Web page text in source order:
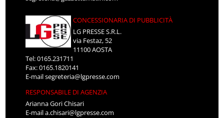
CONCESSIONARIA DI PUBBLICITÀ
LG PRESSE S.R.L.
via Festaz, 52
11100 AOSTA
Tel: 0165.231711
Fax: 0165.1820141
E-mailsegreteria@lgpresse.com
RESPONSABILE DI AGENZIA
Arianna Gori Chisari
E-maila.chisari@lgpresse.com